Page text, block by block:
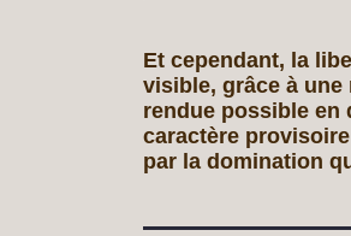
Et cependant, la
visible, grâce à
rendue possible en
caractère
par la domination